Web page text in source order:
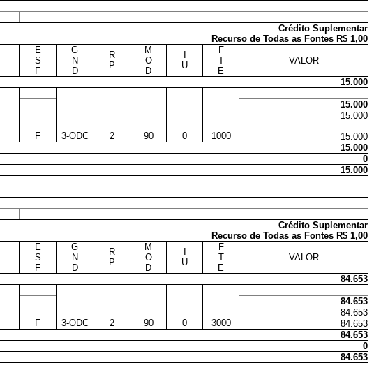
Crédito Suplementar
Recurso de Todas as Fontes R$ 1,00
E
S
F
G
N
D
R
P
M
O
D
U
F
T
E
VALOR
15.000
15.000
15.000
F
3-ODC 2 90 0 1000
15.000
15.000
0
15.000
Crédito Suplementar
Recurso de Todas as Fontes R$ 1,00
E
S
F
G
N
D
R
P
M
O
D
U
F
T
E
VALOR
84.653
84.653
84.653
F
3-ODC 2 90 0 3000
84.653
84.653
0
84.653